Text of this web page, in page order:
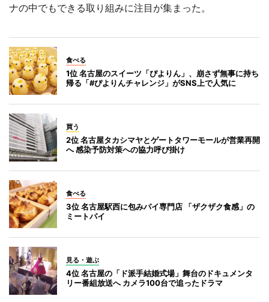
ナの中でもできる取り組みに注目が集まった。
食べる
1位 名古屋のスイーツ「ぴよりん」、崩さず無事に持ち
帰る「#ぴよりんチャレンジ」がSNS上で人気に
買う
2位 名古屋タカシマヤとゲートタワーモールが営業再開
へ 感染予防対策への協力呼び掛け
食べる
3位 名古屋駅西に包みパイ専門店 「ザクザク食感」の
ミートパイ
見る・遊ぶ
4位 名古屋の「ド派手結婚式場」舞台のドキュメンタ
リー番組放送へ カメラ100台で追ったドラマ